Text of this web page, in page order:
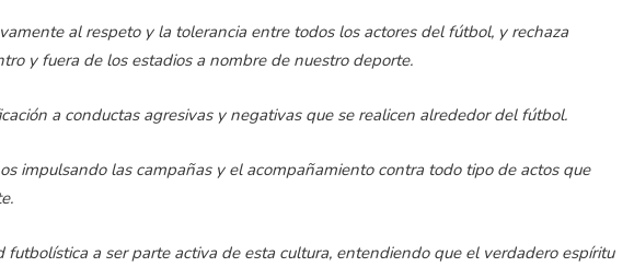
al respeto y la tolerancia entre todos los actores del fútbol, y rechaza
y fuera de los estadios a nombre de nuestro deporte.
a conductas agresivas y negativas que se realicen alrededor del fútbol.
impulsando las campañas y el acompañamiento contra todo tipo de actos que
a ser parte activa de esta cultura, entendiendo que el verdadero espíritu